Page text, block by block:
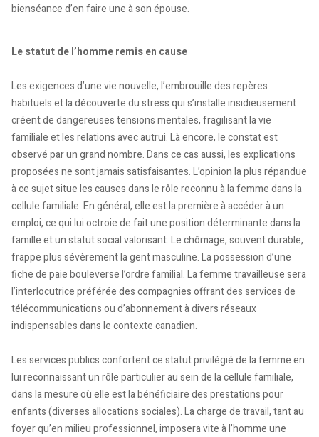
bienséance d’en faire une à son épouse.
Le statut de l’homme remis en cause
Les exigences d’une vie nouvelle, l’embrouille des repères
habituels et la découverte du stress qui s’installe insidieusement
créent de dangereuses tensions mentales, fragilisant la vie
familiale et les relations avec autrui. Là encore, le constat est
observé par un grand nombre. Dans ce cas aussi, les explications
proposées ne sont jamais satisfaisantes. L’opinion la plus répandue
à ce sujet situe les causes dans le rôle reconnu à la femme dans la
cellule familiale. En général, elle est la première à accéder à un
emploi, ce qui lui octroie de fait une position déterminante dans la
famille et un statut social valorisant. Le chômage, souvent durable,
frappe plus sévèrement la gent masculine. La possession d’une
fiche de paie bouleverse l’ordre familial. La femme travailleuse sera
l’interlocutrice préférée des compagnies offrant des services de
télécommunications ou d’abonnement à divers réseaux
indispensables dans le contexte canadien.
Les services publics confortent ce statut privilégié de la femme en
lui reconnaissant un rôle particulier au sein de la cellule familiale,
dans la mesure où elle est la bénéficiaire des prestations pour
enfants (diverses allocations sociales). La charge de travail, tant au
foyer qu’en milieu professionnel, imposera vite à l’homme une